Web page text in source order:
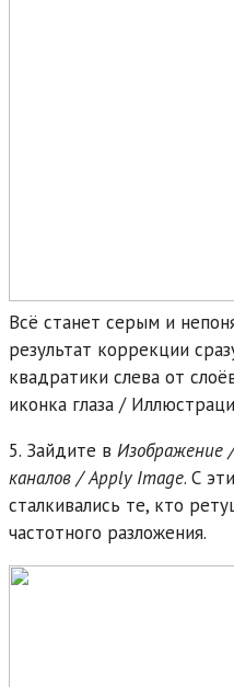
Всё станет серым и
результат коррекции
квадратики слева от
иконка глаза /
5. Зайдите в Изображение
каналов / Apply Image. С
сталкивались те, кто
частотного разложения.